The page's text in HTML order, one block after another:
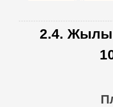
2.4. Жылы